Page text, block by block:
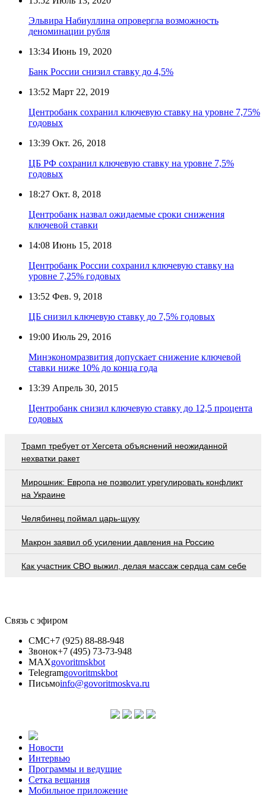
Эльвира Набиуллина опровергла возможность
деноминации рубля
13:34 Июнь 19, 2020
Банк России снизил ставку до 4,5%
13:52 Март 22, 2019
Центробанк сохранил ключевую ставку на уровне 7,75%
годовых
13:39 Окт. 26, 2018
ЦБ РФ сохранил ключевую ставку на уровне 7,5%
годовых
18:27 Окт. 8, 2018
Центробанк назвал ожидаемые сроки снижения
ключевой ставки
14:08 Июнь 15, 2018
Центробанк России сохранил ключевую ставку на
уровне 7,25% годовых
13:52 Фев. 9, 2018
ЦБ снизил ключевую ставку до 7,5% годовых
19:00 Июль 29, 2016
Минэкономразвития допускает снижение ключевой
ставки ниже 10% до конца года
13:39 Апрель 30, 2015
Центробанк снизил ключевую ставку до 12,5 процента
годовых
Трамп требует от Хегсета объяснений неожиданной
нехватки ракет
Мирошник: Европа не позволит урегулировать конфликт
на Украине
Челябинец поймал царь-щуку
Макрон заявил об усилении давления на Россию
Как участник СВО выжил, делая массаж сердца сам себе
Связь с эфиром
СМС+7 (925) 88-88-948
Звонок+7 (495) 73-73-948
MAXgovoritmskbot
Telegramgovoritmskbot
Письмоinfo@govoritmoskva.ru
Новости
Интервью
Программы и ведущие
Сетка вещания
Мобильное приложение